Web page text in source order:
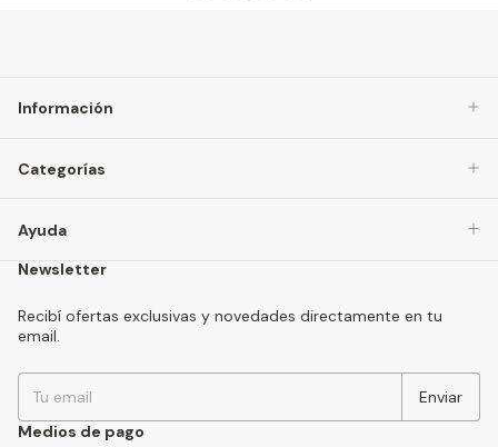
Información
Categorías
Ayuda
Newsletter
Recibí ofertas exclusivas y novedades directamente en tu
email.
Medios de pago